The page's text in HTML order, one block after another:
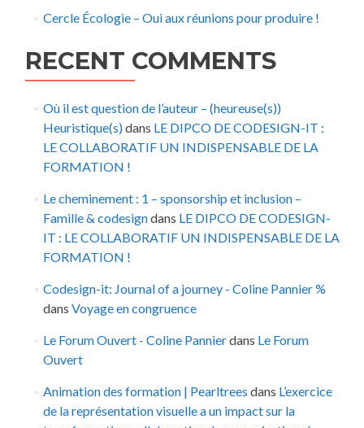
Cercle Écologie – Oui aux réunions pour produire !
RECENT COMMENTS
Où il est question de l’auteur – (heureuse(s))
Heuristique(s)dans LE DIPCO DE CODESIGN-IT :
LE COLLABORATIF UN INDISPENSABLE DE LA
FORMATION !
Le cheminement : 1 – sponsorship et inclusion –
Famille & codesigndans LE DIPCO DE CODESIGN-
IT : LE COLLABORATIF UN INDISPENSABLE DE LA
FORMATION !
Codesign-it: Journal of a journey - Coline Pannier %
dans Voyage en congruence
Le Forum Ouvert - Coline Pannierdans Le Forum
Ouvert
Animation des formation | Pearltrees dans L’exercice
de la représentation visuelle a un impact sur la